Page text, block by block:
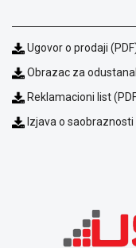
kvara
Politika
Politika
o
Ugovor o prodaji
Obrazac za
Reklamacioni list
Izjava o saobraznosti